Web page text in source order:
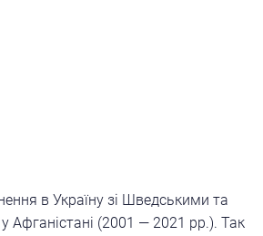
в Україну зі Шведськими та
Афганістані (2001 — 2021 рр.). Так